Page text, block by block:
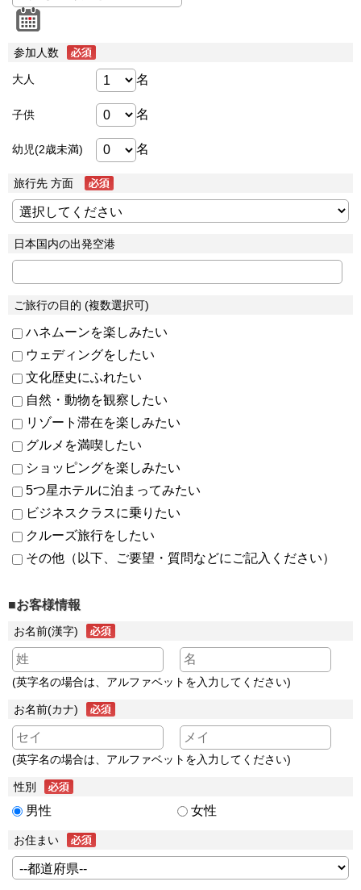
参加人数
大人 名
子供 名
幼児(2歳未満) 名
旅行先 方面
日本国内の出発空港
ご旅行の目的 (複数選択可)
ハネムーンを楽しみたい
ウェディングをしたい
文化歴史にふれたい
自然・動物を観察したい
リゾート滞在を楽しみたい
グルメを満喫したい
ショッピングを楽しみたい
5つ星ホテルに泊まってみたい
ビジネスクラスに乗りたい
クルーズ旅行をしたい
その他（以下、ご要望・質問などにご記入ください）
■お客様情報
お名前(漢字)
(英字名の場合は、アルファベットを入力してください)
お名前(カナ)
(英字名の場合は、アルファベットを入力してください)
性別
男性 女性
お住まい